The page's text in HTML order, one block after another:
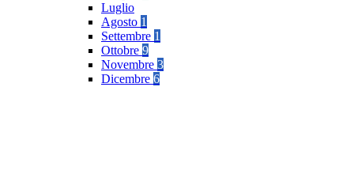
Luglio
Agosto 1
Settembre 1
Ottobre 9
Novembre 3
Dicembre 6